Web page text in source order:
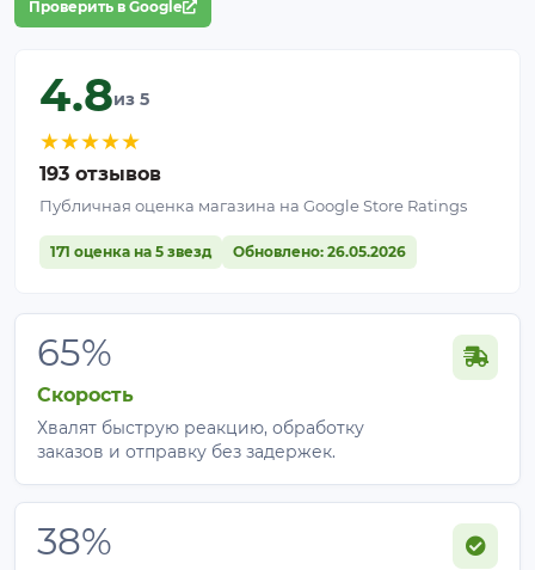
Проверить в Google
4.8из 5
★★★★★
193 отзывов
Публичная оценка магазина на Google Store Ratings
171 оценка на 5 звезд Обновлено: 26.05.2026
65%
Скорость
Хвалят быструю реакцию, обработку
заказов и отправку без задержек.
38%